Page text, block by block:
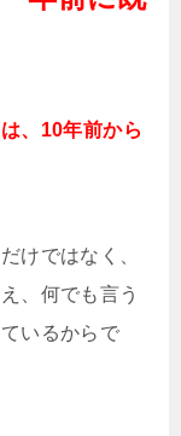
、10年前から
けではなく、
、何でも言う
いるからで